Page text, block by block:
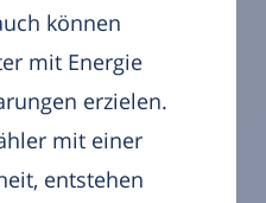
können
mit Energie
erzielen.
mit einer
entstehen